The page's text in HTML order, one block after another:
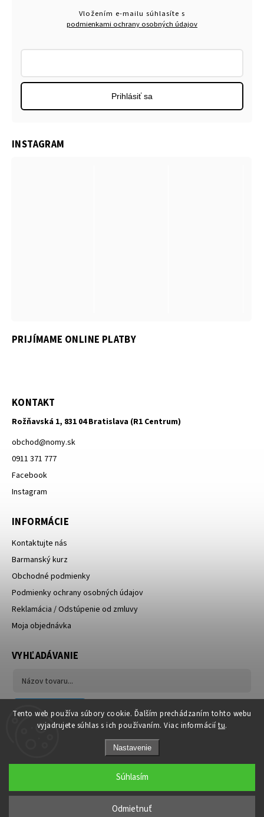
Tento web používa súbory cookie. Ďalším prechádzaním tohto webu
vyjadrujete súhlas s ich používaním. Viac informácií tu.
Nastavenie
Odmietnuť
Súhlasím
PRIJÍMAME ONLINE PLATBY
KONTAKT
Rožňavská 1, 831 04 Bratislava (R1 Centrum)
obchod@nomy.sk
0911 371 777
Facebook
Instagram
INFORMÁCIE
Kontaktujte nás
Barmanský kurz
Obchodné podmienky
Podmienky ochrany osobných údajov
Reklamácia / Odstúpenie od zmluvy
Moja objednávka
Vložením e-mailu súhlasíte s
podmienkami ochrany osobných údajov
Prihlásiť sa
VYHĽADÁVANIE
Hľadať
INSTAGRAM
Copyright 2026NOMYshop.sk. Všetky práva vyhradené.